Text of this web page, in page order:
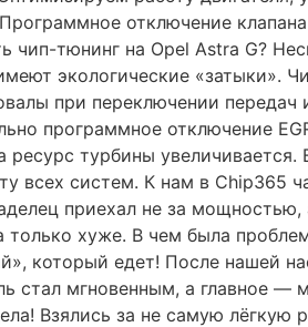
отключение
чип-тюнинг на Opel Astra G?
экологические «затыки».
при переключении
программное отключение
ресурс турбины
всех систем. К нам в
приехал не за
хуже. В чем была
который едет! После нашей
стал мгновенным, а главное
Взялись за не самую